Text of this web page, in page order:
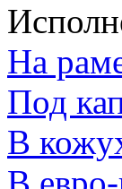
На
Под
В